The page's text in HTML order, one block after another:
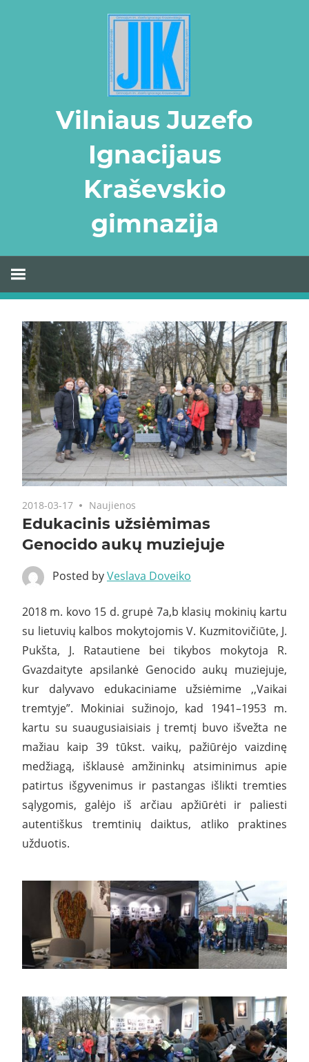
Vilniaus Juzefo
Ignacijaus
Kraševskio
gimnazija
2018-03-17 Naujienos
Edukacinis užsiėmimas
Genocido aukų muziejuje
Posted byVeslava Doveiko
2018 m. kovo 15 d. grupė 7a,b klasių mokinių kartu
su lietuvių kalbos mokytojomis V. Kuzmitovičiūte, J.
Pukšta, J. Ratautiene bei tikybos mokytoja R.
Gvazdaityte apsilankė Genocido aukų muziejuje,
kur dalyvavo edukaciniame užsiėmime ,,Vaikai
tremtyje”. Mokiniai sužinojo, kad 1941–1953 m.
kartu su suaugusiaisiais į tremtį buvo išvežta ne
mažiau kaip 39 tūkst. vaikų, pažiūrėjo vaizdinę
medžiagą, išklausė amžininkų atsiminimus apie
patirtus išgyvenimus ir pastangas išlikti tremties
sąlygomis, galėjo iš arčiau apžiūrėti ir paliesti
autentiškus tremtinių daiktus, atliko praktines
užduotis.